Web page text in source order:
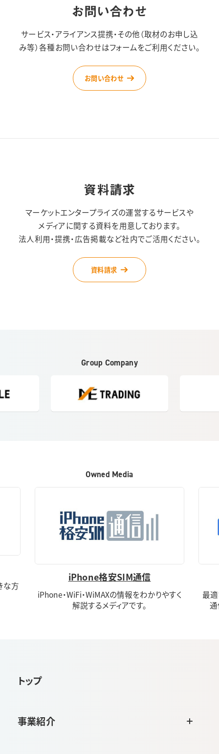
お問い合わせ
サービス・アライアンス提携・その他（取材のお申し込
み等）各種お問い合わせはフォームをご利用ください。
お問い合わせ
資料請求
マーケットエンタープライズの運営するサービスや
メディアに関する資料を用意しております。
法人利用・提携・広告掲載など社内でご活用ください。
資料請求
Group Company
Owned Media
な方
iPhone格安SIM通信
iPhone・WiFi・WiMAXの情報をわかりやすく
解説するメディアです。
最
通
トップ
事業紹介